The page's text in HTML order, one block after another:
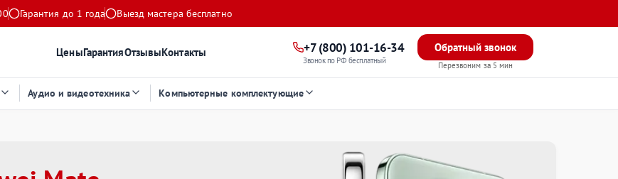
Гарантия до 1 года Выезд мастера бесплатно
ЦеныГарантияОтзывыКонтакты +7 (800) 101-16-34
Звонок по РФ бесплатный
Обратный звонок
Перезвоним за 5 мин
Аудио и видеотехника Компьютерные комплектующие